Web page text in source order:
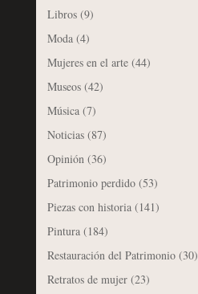
Libros(9)
Moda(4)
Mujeres en el arte(44)
Museos(42)
Música(7)
Noticias(87)
Opinión (36)
Patrimonio perdido(53)
Piezas con historia(141)
Pintura(184)
Restauración del Patrimonio(30)
Retratos de mujer(23)